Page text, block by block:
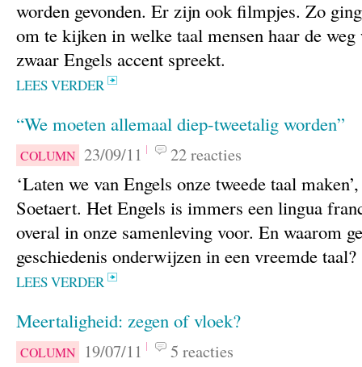
worden gevonden. Er zijn ook filmpjes. Zo
om te kijken in welke taal mensen haar de
zwaar Engels accent spreekt.
LEES VERDER
“We moeten allemaal diep-tweetalig worden”
COLUMN 23/09/11 22 reacties
‘Laten we van Engels onze tweede taal
Soetaert. Het Engels is immers een lingua
overal in onze samenleving voor. En waarom
geschiedenis onderwijzen in een vreemde taal?
LEES VERDER
Meertaligheid: zegen of vloek?
COLUMN 19/07/11 5 reacties